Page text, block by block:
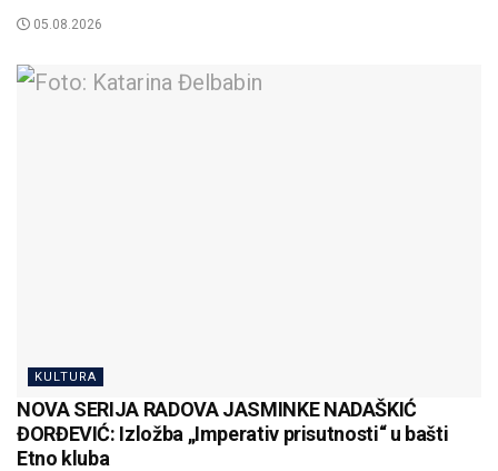
05.08.2026
KULTURA
NOVA SERIJA RADOVA JASMINKE NADAŠKIĆ
ĐORĐEVIĆ: Izložba „Imperativ prisutnosti“ u bašti
Etno kluba